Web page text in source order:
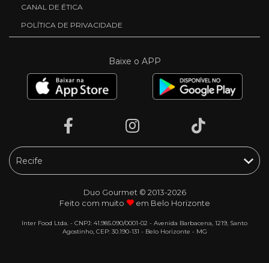
CANAL DE ÉTICA
POLÍTICA DE PRIVACIDADE
Baixe o APP
Duo Gourmet © 2013-2026
Feito com muito
em Belo Horizonte
Inter Food Ltda. - CNPJ: 41.985.090/0001-02 - Avenida Barbacena, 1219, Santo
Agostinho, CEP: 30.190-131 - Belo Horizonte - MG